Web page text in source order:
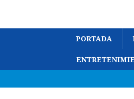
PORTADA